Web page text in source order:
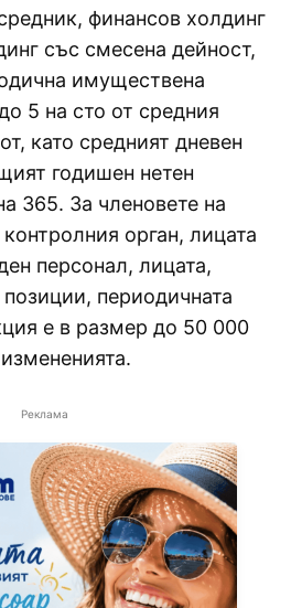
финансов холдинг
със смесена дейност,
имуществена
5 на сто от средния
като средният дневен
годишен нетен
365. За членовете на
орган, лицата
персонал, лицата,
периодичната
е в размер до 50 000
Реклама